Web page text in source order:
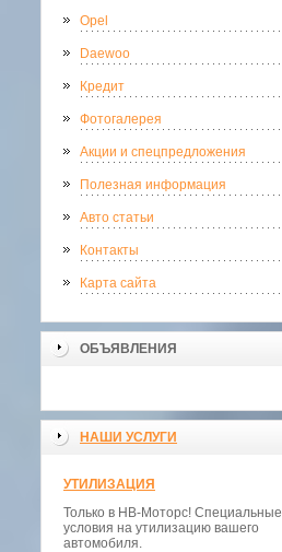
Opel
Daewoo
Кредит
Фотогалерея
Акции и спецпредложения
Полезная информация
Авто статьи
Контакты
Карта сайта
ОБЪЯВЛЕНИЯ
НАШИ УСЛУГИ
УТИЛИЗАЦИЯ
Только в НВ-Моторс! Специальные
условия на утилизацию вашего
автомобиля.